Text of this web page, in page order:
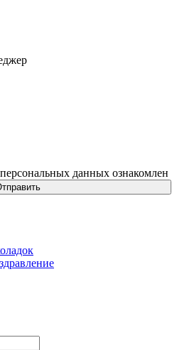
персональных данных ознакомлен